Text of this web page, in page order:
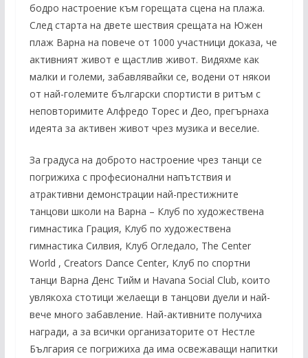
бодро настроение към горещата сцена на плажа.
След старта на двете шествия срещата на Южен
плаж Варна на повече от 1000 участници доказа, че
активният живот е щастлив живот. Видяхме как
малки и големи, забавлявайки се, водени от някои
от най-големите български спортисти в ритъм с
неповторимите Алфредо Торес и Део, прегърнаха
идеята за активен живот чрез музика и веселие.
За градуса на доброто настроение чрез танци се
погрижиха с професионални напътствия и
атрактивни демонстрации най-престижните
танцови школи на Варна – Клуб по художествена
гимнастика Грация, Клуб по художествена
гимнастика Силвия, Клуб Огледало, The Center
World , Creators Dance Center, Клуб по спортни
танци Варна Денс Тийм и Havana Social Club, които
увлякоха стотици желаещи в танцови дуели и най-
вече много забавление. Най-активните получиха
награди, а за всички организаторите от Нестле
България се погрижиха да има освежаващи напитки